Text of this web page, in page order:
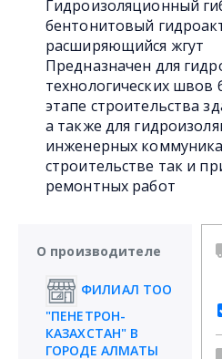
Гидроизоляционный
бентонитовый
расширяющийся жгут
Предназначен для
технологических швов
этапе строительства
а также для
инженерных
строительстве так и
ремонтных работ
О производителе
ФИЛИАЛ ТОО
"ПЕНЕТРОН-
КАЗАХСТАН" В
ГОРОДЕ АЛМАТЫ